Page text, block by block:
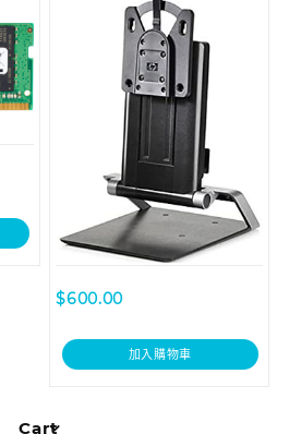
Cart
Monitor/Desktop Stand,
$600.00
加入購物車